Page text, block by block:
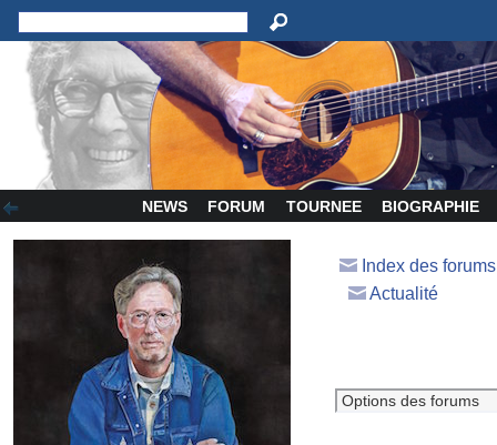
NEWS FORUM TOURNEE BIOGRAPHIE
Index des
Actualité